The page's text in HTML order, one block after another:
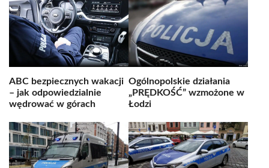
ABC bezpiecznych wakacji
– jak odpowiedzialnie
wędrować w górach
Ogólnopolskie działania
„PRĘDKOŚĆ” wzmożone w
Łodzi